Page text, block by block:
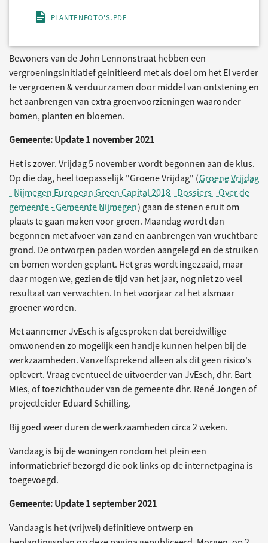
PLANTENFOTO'S.PDF
Bewoners van de John Lennonstraat hebben een
vergroeningsinitiatief geinitieerd met als doel om het EI verder
te vergroenen & verduurzamen door middel van ontstening en
het aanbrengen van extra groenvoorzieningen waaronder
bomen, planten en bloemen.
Gemeente: Update 1 november 2021
Het is zover. Vrijdag 5 november wordt begonnen aan de klus.
Op die dag, heel toepasselijk "Groene Vrijdag" (Groene Vrijdag
- Nijmegen European Green Capital 2018 - Dossiers - Over de
gemeente - Gemeente Nijmegen) gaan de stenen eruit om
plaats te gaan maken voor groen. Maandag wordt dan
begonnen met afvoer van zand en aanbrengen van vruchtbare
grond. De ontworpen paden worden aangelegd en de struiken
en bomen worden geplant. Het gras wordt ingezaaid, maar
daar mogen we, gezien de tijd van het jaar, nog niet zo veel
resultaat van verwachten. In het voorjaar zal het alsmaar
groener worden.
Met aannemer JvEsch is afgesproken dat bereidwillige
omwonenden zo mogelijk een handje kunnen helpen bij de
werkzaamheden. Vanzelfsprekend alleen als dit geen risico's
oplevert. Vraag eventueel de uitvoerder van JvEsch, dhr. Bart
Mies, of toezichthouder van de gemeente dhr. René Jongen of
projectleider Eduard Schilling.
Bij goed weer duren de werkzaamheden circa 2 weken.
Vandaag is bij de woningen rondom het plein een
informatiebrief bezorgd die ook links op de internetpagina is
toegevoegd.
Gemeente: Update 1 september 2021
Vandaag is het (vrijwel) definitieve ontwerp en